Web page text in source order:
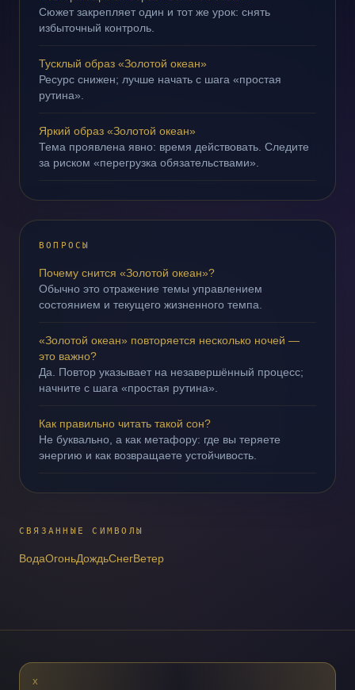
Сюжет закрепляет один и тот же урок: снять
избыточный контроль.
Тусклый образ «Золотой океан»
Ресурс снижен; лучше начать с шага «простая
рутина».
Яркий образ «Золотой океан»
Тема проявлена явно: время действовать. Следите
за риском «перегрузка обязательствами».
ВОПРОСЫ
Почему снится «Золотой океан»?
Обычно это отражение темы управлением
состоянием и текущего жизненного темпа.
«Золотой океан» повторяется несколько ночей —
это важно?
Да. Повтор указывает на незавершённый процесс;
начните с шага «простая рутина».
Как правильно читать такой сон?
Не буквально, а как метафору: где вы теряете
энергию и как возвращаете устойчивость.
СВЯЗАННЫЕ СИМВОЛЫ
ВодаОгоньДождьСнегВетер
X